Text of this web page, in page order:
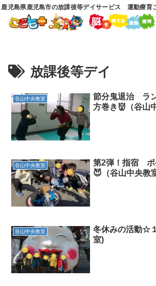
鹿児島県鹿児島市の放課後等デイサービス 運動療育
放課後等デイ
谷山中央教室
節分鬼退治 ラ
方巻き👹（谷山
谷山中央教室
第2弾！指宿 ポ
😈（谷山中央教
谷山中央教室
冬休みの活動☆
室)